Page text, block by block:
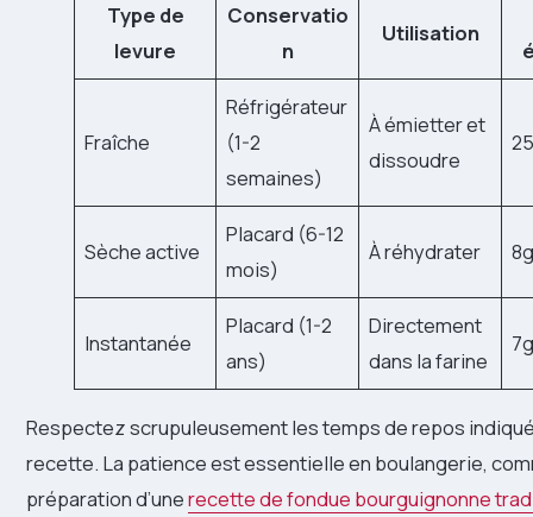
Type de
levure
Conservatio
n
Utilisation
Fraîche
Réfrigérateur
(1-2
semaines)
À émietter et
dissoudre
Sèche active
Placard (6-12
mois)
À réhydrater
Instantanée
Placard (1-2
ans)
Directement
dans la farine
Respectez scrupuleusement les temps de repos
recette. La patience est essentielle en boulangerie,
préparation d’unerecette de fondue bourguignonne